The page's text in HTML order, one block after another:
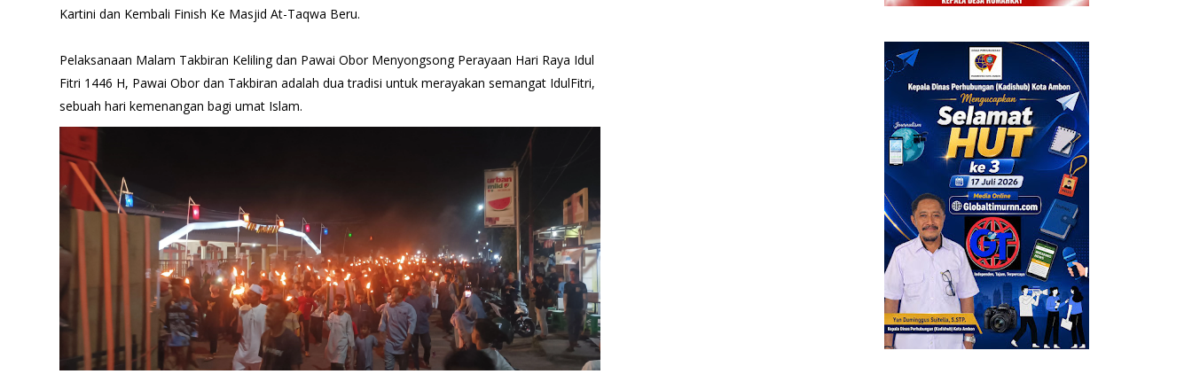
Kartini dan Kembali Finish Ke Masjid At-Taqwa Beru.
Pelaksanaan Malam Takbiran Keliling dan Pawai Obor Menyongsong Perayaan Hari Raya Idul
Fitri 1446 H, Pawai Obor dan Takbiran adalah dua tradisi untuk merayakan semangat IdulFitri,
sebuah hari kemenangan bagi umat Islam.